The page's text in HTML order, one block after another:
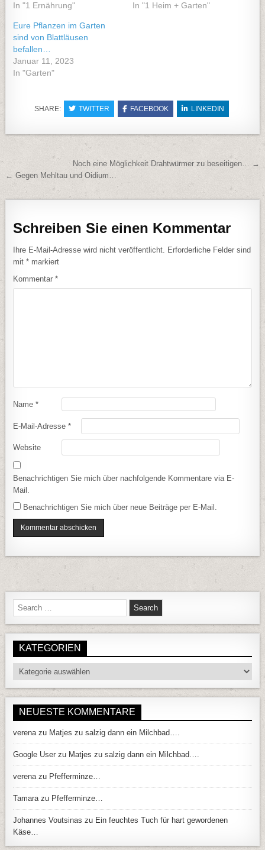
In "1 Ernährung"
In "1 Heim + Garten"
Eure Pflanzen im Garten
sind von Blattläusen
befallen…
Januar 11, 2023
In "Garten"
SHARE: TWITTER FACEBOOK LINKEDIN
Beitragsnavigation
Noch eine Möglichkeit Drahtwürmer zu beseitigen… →
← Gegen Mehltau und Oidium…
Schreiben Sie einen Kommentar
Ihre E-Mail-Adresse wird nicht veröffentlicht.
Erforderliche Felder sind
mit* markiert
Kommentar*
Name*
E-Mail-Adresse*
Website
Benachrichtigen Sie mich über nachfolgende Kommentare via E-
Mail.
Benachrichtigen Sie mich über neue Beiträge per E-Mail.
Search for:
KATEGORIEN
Kategorien
NEUESTE KOMMENTARE
verenazu Matjes zu salzig dann ein Milchbad….
Google User zu Matjes zu salzig dann ein Milchbad….
verenazu Pfefferminze…
Tamarazu Pfefferminze…
Johannes Voutsinas zu Ein feuchtes Tuch für hart gewordenen
Käse…